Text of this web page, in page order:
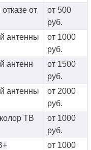
от
от 500
руб.
антенны
от 1000
руб.
антенн
от 1500
руб.
антенны
от 2000
руб.
ТВ
от 1000
руб.
от 1000